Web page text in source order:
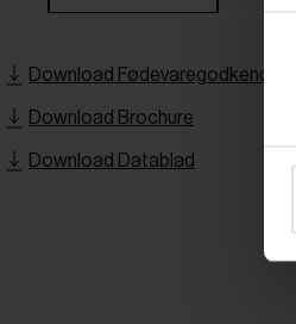
Download Fødevaregodkendelse
Download Brochure
Download Datablad